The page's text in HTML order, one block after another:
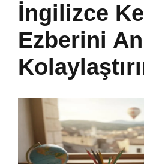
İngilizce
Ezberini